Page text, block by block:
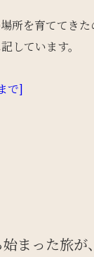
場所を育ててき
しています。
で]
まった旅